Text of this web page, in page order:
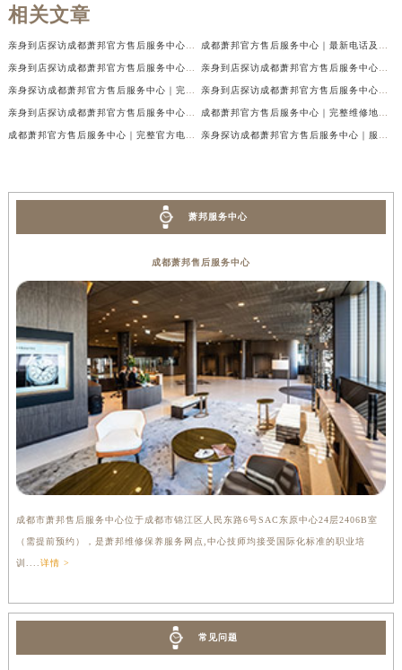
相关文章
亲身到店探访成都萧邦官方售后服务中心｜最新电话及官方地址（2026年7月最新） 成都萧邦官方售后服务中心｜最新电话及官方地址权威信息公示（2026年7月最新）
亲身到店探访成都萧邦官方售后服务中心｜网点地址及售后热线（2026年7月最新） 亲身到店探访成都萧邦官方售后服务中心｜服务热线及全部网点地址（2026年7月最新）
亲身探访成都萧邦官方售后服务中心｜完整网点地址及官方热线（2026年7月最新） 亲身到店探访成都萧邦官方售后服务中心｜最新地址和24小时售后电话（2026年7月最新）
亲身到店探访成都萧邦官方售后服务中心｜详细地址与售后服务电话（2026年7月最新） 成都萧邦官方售后服务中心｜完整维修地址及售后电话权威信息公示（2026年7月最新）
成都萧邦官方售后服务中心｜完整官方电话和网点地址权威信息公示（2026年7月最新） 亲身探访成都萧邦官方售后服务中心｜服务热线及全部网点地址（2026年7月最新）
萧邦服务中心
成都萧邦售后服务中心
成都市萧邦售后服务中心位于成都市锦江区人民东路6号SAC东原中心24层2406B室
（需提前预约），是萧邦维修保养服务网点,中心技师均接受国际化标准的职业培
训.... 详情 >
常见问题